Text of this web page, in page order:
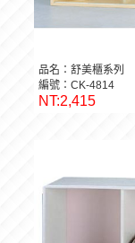
品名：舒美櫃系列
編號：CK-4814
NT:2,415